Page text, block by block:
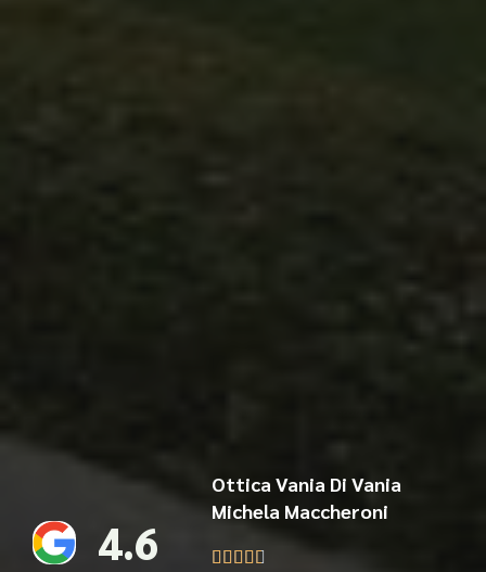
4.6
Ottica Vania Di Vania
Michela Maccheroni
    